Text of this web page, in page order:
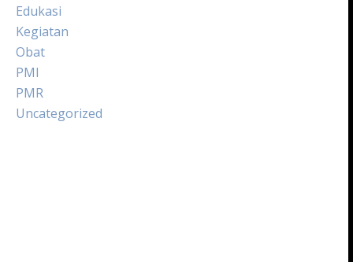
Edukasi
Kegiatan
Obat
PMI
PMR
Uncategorized